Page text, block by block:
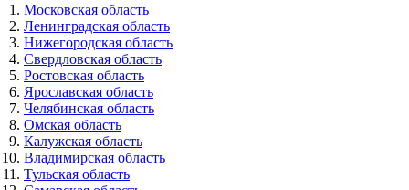
Московская область
Ленинградская область
Нижегородская область
Свердловская область
Ростовская область
Ярославская область
Челябинская область
Омская область
Калужская область
Владимирская область
Тульская область